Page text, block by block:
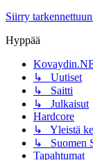
Siirry
Hyppää
↳ Uutiset
↳ Saitti
↳ Julkaisut
Hardcore
↳ Yleistä
↳ Suomen
Tapahtumat